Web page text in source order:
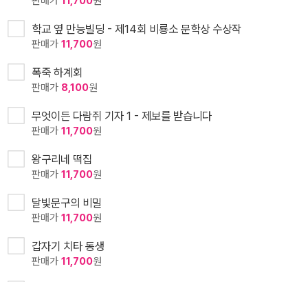
학교 옆 만능빌딩 - 제14회 비룡소 문학상 수상작
판매가 11,700원
폭죽 하계회
판매가 8,100원
무엇이든 다람쥐 기자 1 - 제보를 받습니다
판매가 11,700원
왕구리네 떡집
판매가 11,700원
달빛문구의 비밀
판매가 11,700원
갑자기 치타 동생
판매가 11,700원